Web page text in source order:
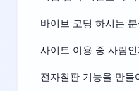
바이브 코딩 하시는
전자칠판 기능을 만들